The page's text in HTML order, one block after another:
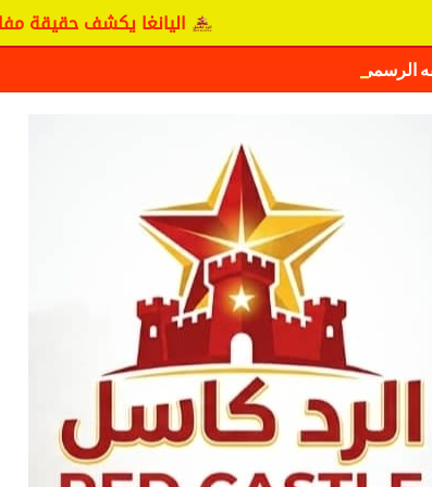
اليانغا يكشف حقيقة مفاوضات
الرسمي بشأن سيكافا.